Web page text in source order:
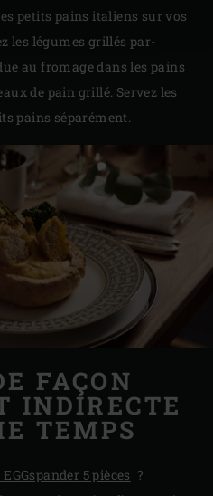
petits pains italiens sur vos
les légumes grillés par-
au fromage dans les pains
de pain grillé. Servez les
pains séparément.
FAÇON
INDIRECTE
TEMPS
5 pièces ?